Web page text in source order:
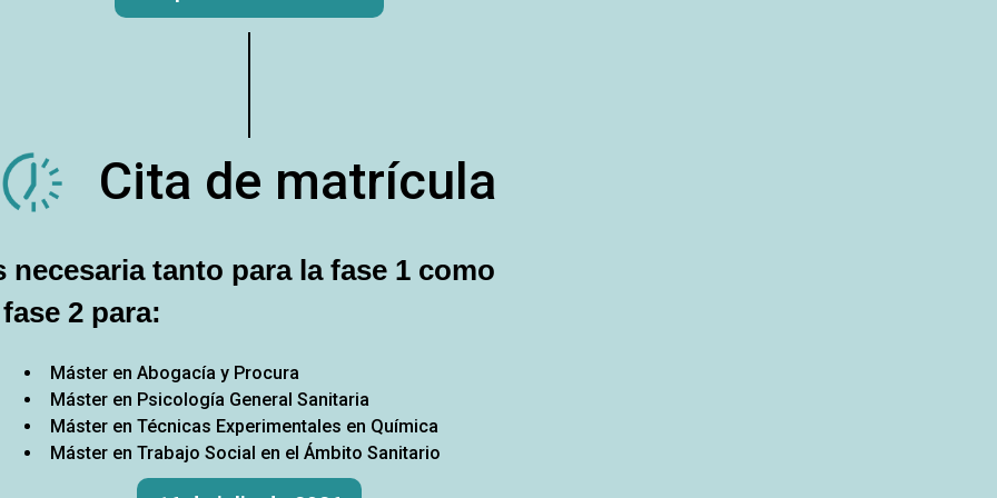
Cita de matrícula
necesaria tanto para la fase 1 como
2 para:
Máster en Abogacía y Procura
Máster en Psicología General Sanitaria
Máster en Técnicas Experimentales en Química
Máster en Trabajo Social en el Ámbito Sanitario